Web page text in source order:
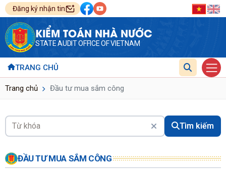
Đăng ký nhận tin
KIỂM TOÁN NHÀ NƯỚC
STATE AUDIT OFFICE OF VIETNAM
TRANG CHỦ
Trang chủ Đầu tư mua sắm công
Tìm kiếm
ĐẦU TƯ MUA SẮM CÔNG